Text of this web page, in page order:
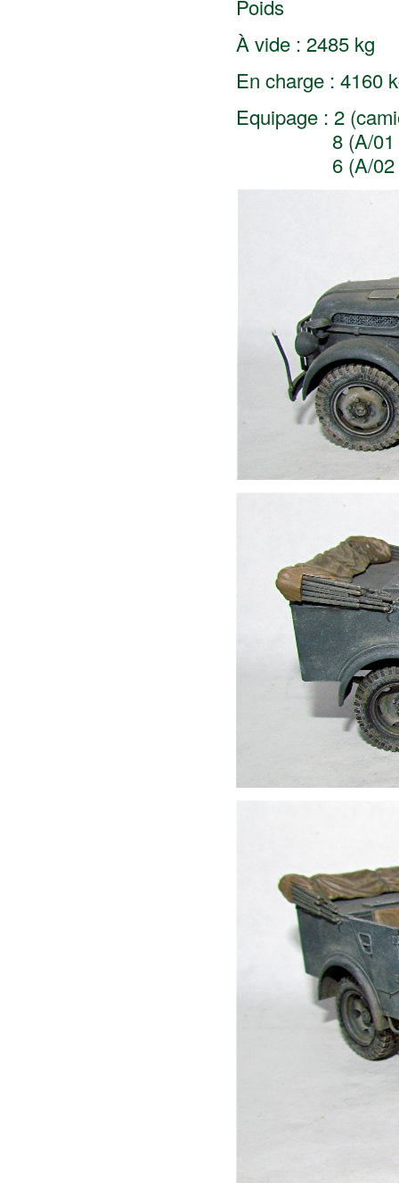
Poids
À vide : 2485 kg
En charge : 4160
Equipage : 2
8 (A/01
6 (A/02